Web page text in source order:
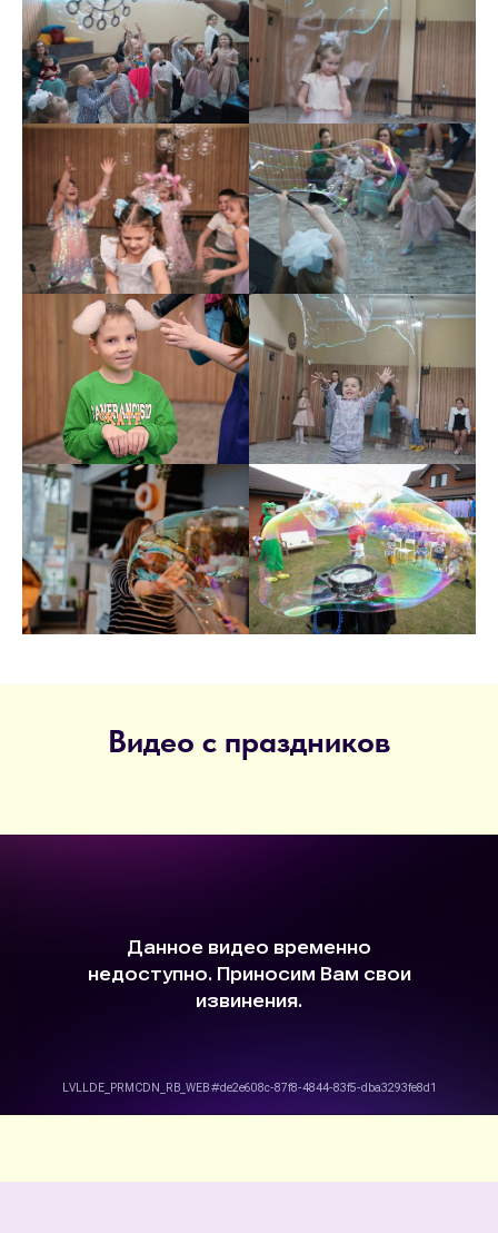
Видео с праздников